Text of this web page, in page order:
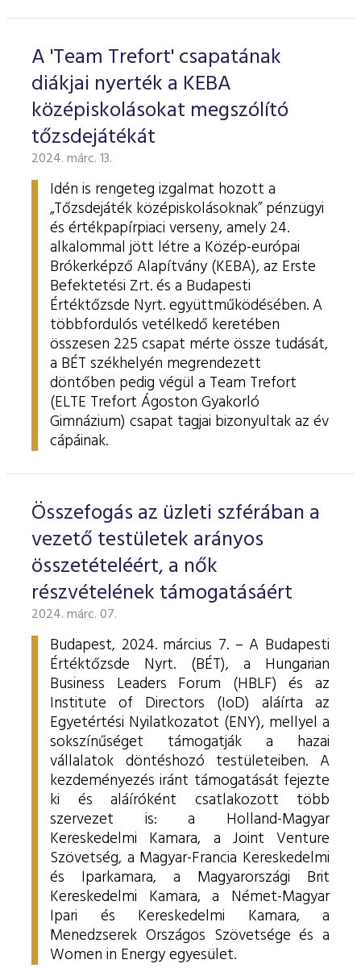
A 'Team Trefort' csapatának
diákjai nyerték a KEBA
középiskolásokat megszólító
tőzsdejátékát
2024. márc. 13.
Idén is rengeteg izgalmat hozott a
„Tőzsdejáték középiskolásoknak” pénzügyi
és értékpapírpiaci verseny, amely 24.
alkalommal jött létre a Közép-európai
Brókerképző Alapítvány (KEBA), az Erste
Befektetési Zrt. és a Budapesti
Értéktőzsde Nyrt. együttműködésében. A
többfordulós vetélkedő keretében
összesen 225 csapat mérte össze tudását,
a BÉT székhelyén megrendezett
döntőben pedig végül a Team Trefort
(ELTE Trefort Ágoston Gyakorló
Gimnázium) csapat tagjai bizonyultak az év
cápáinak.
Összefogás az üzleti szférában a
vezető testületek arányos
összetételéért, a nők
részvételének támogatásáért
2024. márc. 07.
Budapest, 2024. március 7. – A Budapesti
Értéktőzsde Nyrt. (BÉT), a Hungarian
Business Leaders Forum (HBLF) és az
Institute of Directors (IoD) aláírta az
Egyetértési Nyilatkozatot (ENY), mellyel a
sokszínűséget támogatják a hazai
vállalatok döntéshozó testületeiben. A
kezdeményezés iránt támogatását fejezte
ki és aláíróként csatlakozott több
szervezet is: a Holland-Magyar
Kereskedelmi Kamara, a Joint Venture
Szövetség, a Magyar-Francia Kereskedelmi
és Iparkamara, a Magyarországi Brit
Kereskedelmi Kamara, a Német-Magyar
Ipari és Kereskedelmi Kamara, a
Menedzserek Országos Szövetsége és a
Women in Energy egyesület.